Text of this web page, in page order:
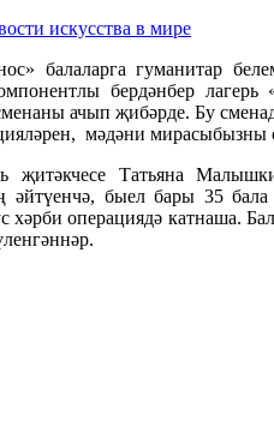
искусства в мире
балаларга гуманитар
бердәнбер лагерь
ачып җибәрде. Бу
мәдәни мирасыбызны
җитәкчесе Татьяна
быел бары 35 бала
хәрби операциядә катнаша.